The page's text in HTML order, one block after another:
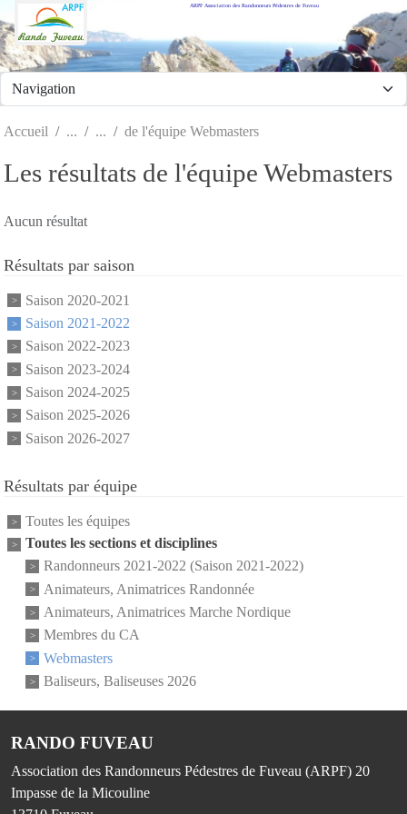
ARPF Association des Randonneurs Pédestres de Fuveau
Accueil de l'équipe Webmasters
Les résultats de l'équipe Webmasters
Aucun résultat
Résultats par saison
Saison 2020-2021
Saison 2021-2022
Saison 2022-2023
Saison 2023-2024
Saison 2024-2025
Saison 2025-2026
Saison 2026-2027
Résultats par équipe
Toutes les équipes
Toutes les sections et disciplines
Randonneurs 2021-2022 (Saison 2021-2022)
Animateurs, Animatrices Randonnée
Animateurs, Animatrices Marche Nordique
Membres du CA
Webmasters
Baliseurs, Baliseuses 2026
RANDO FUVEAU
Association des Randonneurs Pédestres de Fuveau (ARPF) 20
Impasse de la Micouline
Panneau de gestion des cookies